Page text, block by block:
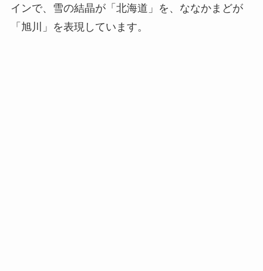
インで、雪の結晶が「北海道」を、ななかまどが
「旭川」を表現しています。